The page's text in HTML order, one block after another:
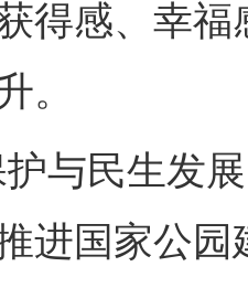
得感、幸
。
民生发展
进国家公